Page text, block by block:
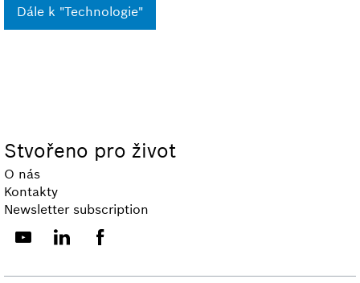
Dále k "Technologie"
Stvořeno pro život
O nás
Kontakty
Newsletter subscription